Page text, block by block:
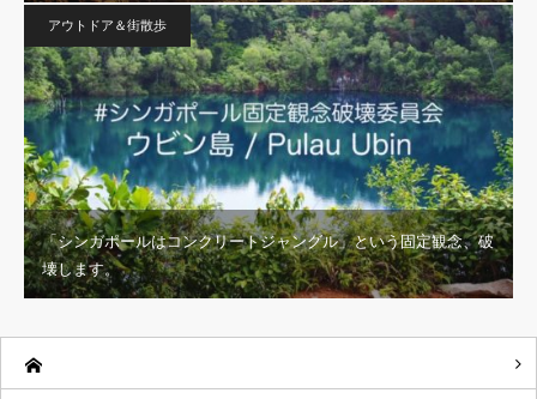
アウトドア＆街散歩
「シンガポールはコンクリートジャングル」という固定観念、破
壊します。